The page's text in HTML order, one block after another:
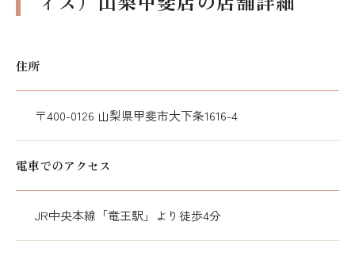
住所
〒400-0126 山梨県甲斐市大下条1616-4
電車でのアクセス
JR中央本線「竜王駅」より徒歩4分